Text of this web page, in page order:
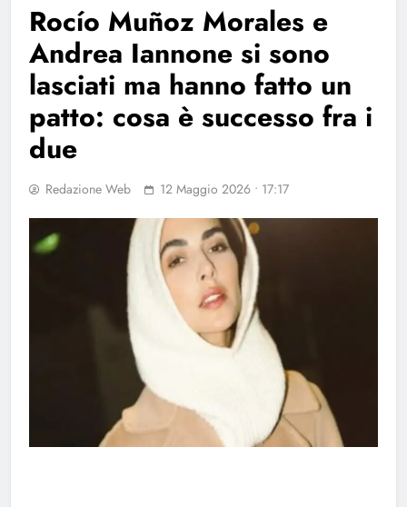
Rocío Muñoz Morales e
Andrea Iannone si sono
lasciati ma hanno fatto un
patto: cosa è successo fra i
due
Redazione Web 12 Maggio 2026 • 17:17